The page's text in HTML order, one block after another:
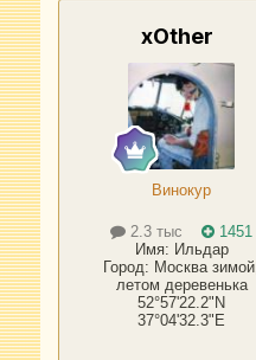
xOther
Винокур
2.3 тыс
1451
Имя: Ильдар
Город: Москва зимой,
летом деревенька
52°57'22.2"N
37°04'32.3"E